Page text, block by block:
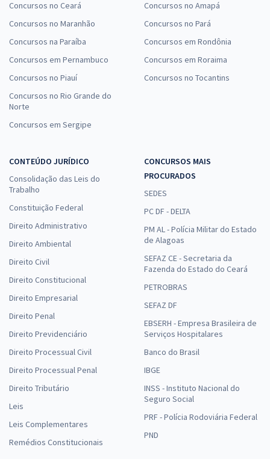
Concursos no Ceará
Concursos no Maranhão
Concursos na Paraíba
Concursos em Pernambuco
Concursos no Piauí
Concursos no Rio Grande do
Norte
Concursos em Sergipe
Concursos no Amapá
Concursos no Pará
Concursos em Rondônia
Concursos em Roraima
Concursos no Tocantins
CONTEÚDO JURÍDICO
Consolidação das Leis do
Trabalho
Constituição Federal
Direito Administrativo
Direito Ambiental
Direito Civil
Direito Constitucional
Direito Empresarial
Direito Penal
Direito Previdenciário
Direito Processual Civil
Direito Processual Penal
Direito Tributário
Leis
Leis Complementares
Remédios Constitucionais
CONCURSOS MAIS
PROCURADOS
SEDES
PC DF - DELTA
PM AL - Polícia Militar do Estado
de Alagoas
SEFAZ CE - Secretaria da
Fazenda do Estado do Ceará
PETROBRAS
SEFAZ DF
EBSERH - Empresa Brasileira de
Serviços Hospitalares
Banco do Brasil
IBGE
INSS - Instituto Nacional do
Seguro Social
PRF - Polícia Rodoviária Federal
PND